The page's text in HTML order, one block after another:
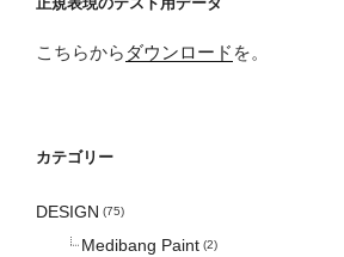
こちらから ダウンロード を。
カテゴリー
DESIGN (75)
Medibang Paint (2)